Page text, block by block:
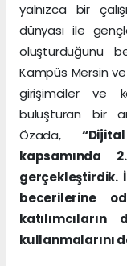
yalnızca bir
dünyası ile
oluşturduğunu
Kampüs Mersin ve
girişimciler ve
buluşturan bir
Özada,
kapsamında
gerçekleştirdik.
becerilerine
kullanmalarını